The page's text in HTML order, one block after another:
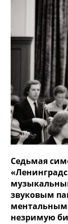
Седьмая
звуковым
незримую